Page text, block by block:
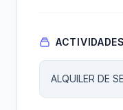
ALQUILER DE